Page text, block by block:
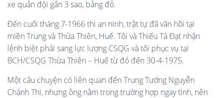
xe quân đội gắn 3 sao, bảng đỏ.
Đến cuối tháng 7-1966 thì an ninh, trật tự đã vãn hồi tại
miền Trung và Thừa Thiên, Huế. Tôi và Thiếu Tá Đạt nhận
lệnh biệt phái sang lực lượng CSQG và tôi phục vụ tại
BCH/CSQG Thừa Thiên – Huế từ đó đến 30-4-1975.
Một câu chuyện có liên quan đến Trung Tướng Nguyễn
Chánh Thi, nhưng ông nằm trong trường hợp ngay tình, nên